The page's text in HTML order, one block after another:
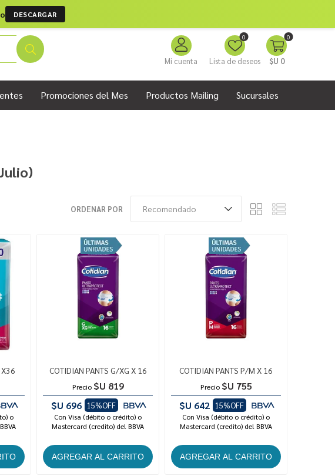
DESCARGAR
Mi cuenta Lista de deseos
0 0
$U 0
Promociones del Mes Productos Mailing Sucursales
ORDENAR POR
X36
o
COTIDIAN PANTS G/XG X 16
Precio $U 819
$U 696
15%OFF
Con Visa (débito o crédito) o
Mastercard (credito) del BBVA
COTIDIAN PANTS P/M X 16
Precio $U 755
$U 642
15%OFF
Con Visa (débito o crédito) o
Mastercard (credito) del BBVA